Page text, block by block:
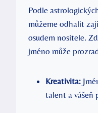
Podle
můžeme odhalit
osudem nositele.
jméno může
Kreativita:
talent a vášeň